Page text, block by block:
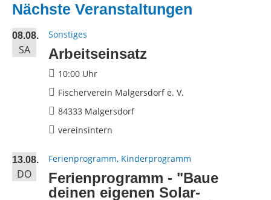
Nächste Veranstaltungen
08.08.
SA
Sonstiges
Arbeitseinsatz
10:00 Uhr
Fischerverein Malgersdorf e. V.
84333 Malgersdorf
vereinsintern
13.08.
DO
Ferienprogramm, Kinderprogramm
Ferienprogramm - "Baue
deinen eigenen Solar-